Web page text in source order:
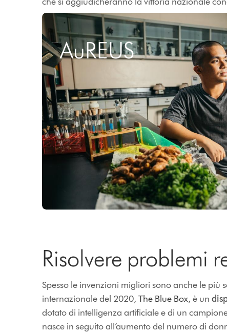
AuREUS
Risolvere problemi
Spesso le invenzioni migliori sono anche le
internazionale del 2020,The Blue Box, è un
dotato di intelligenza artificiale e di un
nasce in seguito all’aumento del numero di